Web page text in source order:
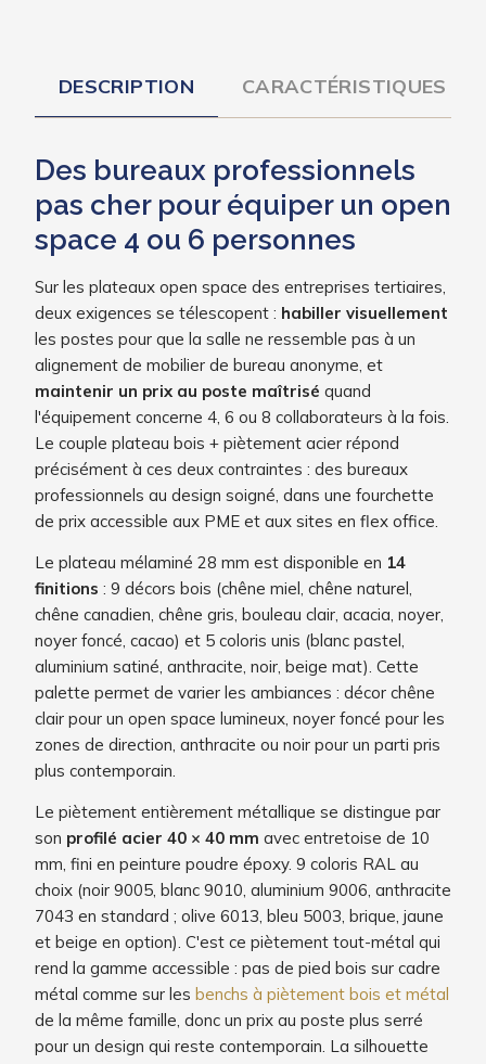
DESCRIPTION CARACTÉRISTIQUES
Des bureaux professionnels
pas cher pour équiper un open
space 4 ou 6 personnes
Sur les plateaux open space des entreprises tertiaires,
deux exigences se télescopent : habiller visuellement
les postes pour que la salle ne ressemble pas à un
alignement de mobilier de bureau anonyme, et
maintenir un prix au poste maîtrisé quand
l'équipement concerne 4, 6 ou 8 collaborateurs à la fois.
Le couple plateau bois + piètement acier répond
précisément à ces deux contraintes : des bureaux
professionnels au design soigné, dans une fourchette
de prix accessible aux PME et aux sites en flex office.
Le plateau mélaminé 28 mm est disponible en 14
finitions : 9 décors bois (chêne miel, chêne naturel,
chêne canadien, chêne gris, bouleau clair, acacia, noyer,
noyer foncé, cacao) et 5 coloris unis (blanc pastel,
aluminium satiné, anthracite, noir, beige mat). Cette
palette permet de varier les ambiances : décor chêne
clair pour un open space lumineux, noyer foncé pour les
zones de direction, anthracite ou noir pour un parti pris
plus contemporain.
Le piètement entièrement métallique se distingue par
son profilé acier 40 × 40 mm avec entretoise de 10
mm, fini en peinture poudre époxy. 9 coloris RAL au
choix (noir 9005, blanc 9010, aluminium 9006, anthracite
7043 en standard ; olive 6013, bleu 5003, brique, jaune
et beige en option). C'est ce piètement tout-métal qui
rend la gamme accessible : pas de pied bois sur cadre
métal comme sur les benchs à piètement bois et métal
de la même famille, donc un prix au poste plus serré
pour un design qui reste contemporain. La silhouette